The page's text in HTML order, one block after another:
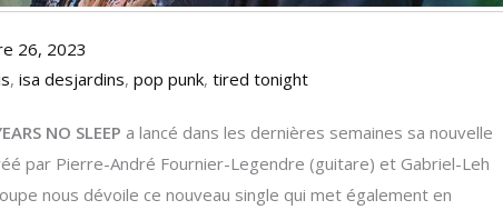
26, 2023
, isa desjardins, pop punk, tired tonight
NO SLEEP a lancé dans les dernières semaines sa nouvelle
par Pierre-André Fournier-Legendre (guitare) et Gabriel-Leh
nous dévoile ce nouveau single qui met également en